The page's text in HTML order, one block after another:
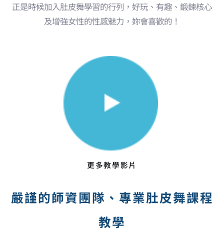
正是時候加入肚皮舞學習的行列，好玩、有趣、鍛鍊核心
及增強女性的性感魅力，妳會喜歡的！
更多教學影片
嚴謹的師資團隊、專業肚皮舞課程
教學